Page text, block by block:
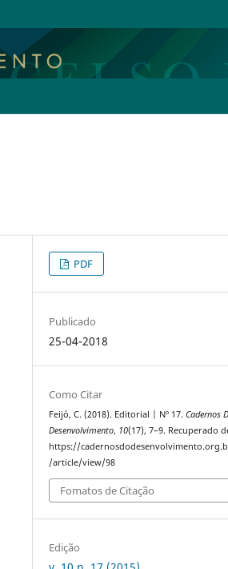
PDF
Publicado
25-04-2018
Como Citar
Feijó, C. (2018). Editorial | Nº 17.Cadernos
Desenvolvimento, 10(17), 7–9. Recuperado
https://
/article/view/98
Fomatos de Citação
Edição